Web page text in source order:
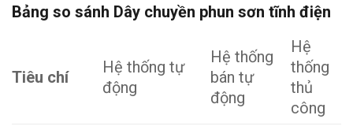
Bảng so sánh Dây chuyền phun sơn tĩnh điện
Tiêu chí
Hệ thống tự
động
Hệ thống
bán tự
động
Hệ
thống
thủ
công